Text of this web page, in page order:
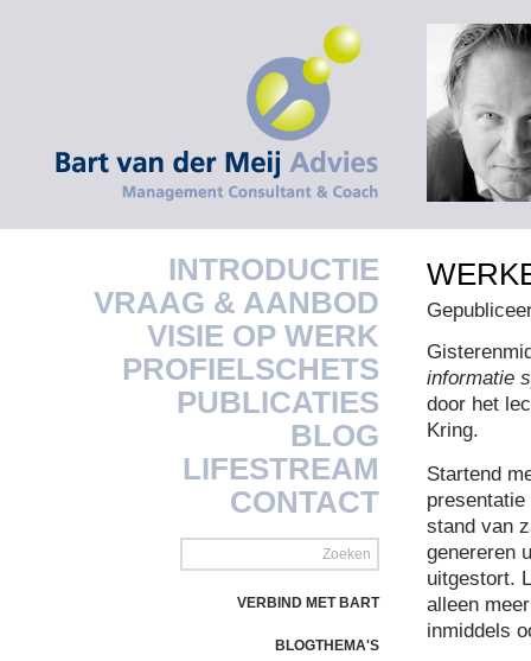
INTRODUCTIE
VRAAG & AANBOD
VISIE OP WERK
PROFIELSCHETS
PUBLICATIES
BLOG
LIFESTREAM
CONTACT
VERBIND MET BART
BLOGTHEMA'S
informatie
door het
Kring.
Startend
stand van
genereren
uitgestort.
alleen
inmiddels